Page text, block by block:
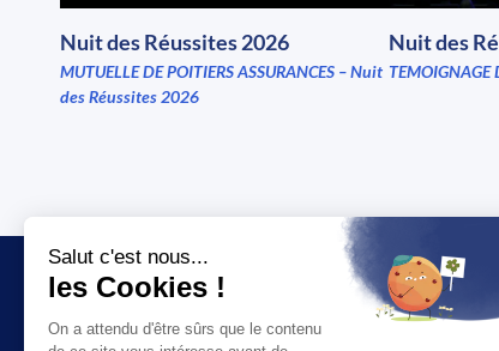
Nuit des Réussites 2026
MUTUELLE DE POITIERS ASSURANCES – Nuit
des Réussites 2026
Nuit des
TEMOIGNAGE
JT